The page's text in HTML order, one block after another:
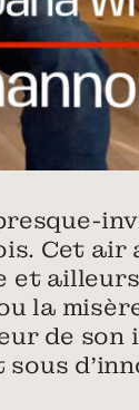
Cet air
et
la
de son